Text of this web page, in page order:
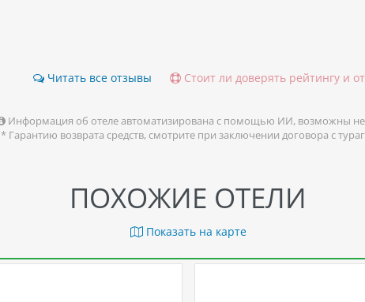
Читать все отзывы Стоит ли доверять рейтингу и
Информация об отеле автоматизирована с помощью ИИ, возможны
* Гарантию возврата средств, смотрите при заключении договора с
ПОХОЖИЕ ОТЕЛИ
Показать на карте